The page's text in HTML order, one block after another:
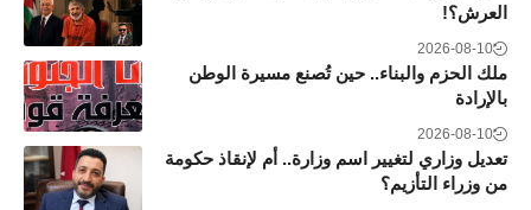
العرش؟!
2026-08-10
ملك الحزم والبناء.. حين تُصنع مسيرة الوطن
بالإرادة
2026-08-10
تعديل وزاري لتغيير اسم وزارة.. أم لإنقاذ حكومة
من وزراء التأزيم؟